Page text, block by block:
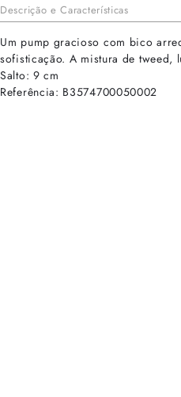
Descrição e Características
Um pump gracioso com bico
sofisticação. A mistura de tweed,
Salto: 9 cm
Referência: B3574700050002